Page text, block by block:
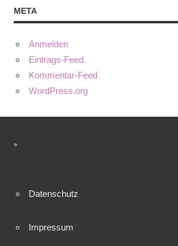
META
Anmelden
Eintrags-Feed
Kommentar-Feed
WordPress.org
°
Datenschutz
Impressum